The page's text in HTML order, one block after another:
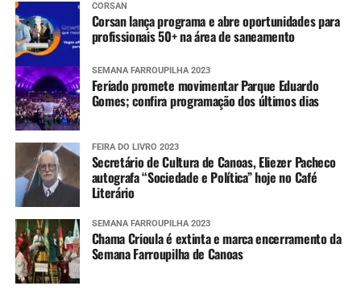
CORSAN
Corsan lança programa e abre oportunidades para
profissionais 50+ na área de saneamento
SEMANA FARROUPILHA 2023
Feriado promete movimentar Parque Eduardo
Gomes; confira programação dos últimos dias
FEIRA DO LIVRO 2023
Secretário de Cultura de Canoas, Eliezer Pacheco
autografa “Sociedade e Política” hoje no Café
Literário
SEMANA FARROUPILHA 2023
Chama Crioula é extinta e marca encerramento da
Semana Farroupilha de Canoas